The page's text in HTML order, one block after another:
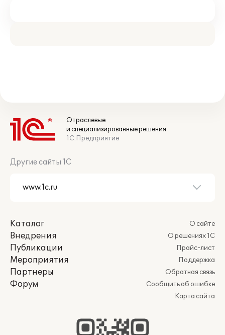
Отраслевые
и специализированные решения
1С:Предприятие
Другие сайты 1С
Каталог
Внедрения
Публикации
Мероприятия
Партнеры
Форум
О сайте
О решениях 1С
Прайс-лист
Поддержка
Обратная связь
Сообщить об ошибке
Карта сайта